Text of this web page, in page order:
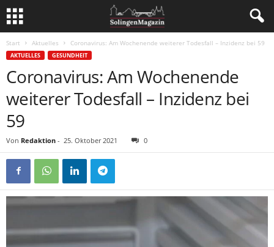
Start Aktuelles Coronavirus: Am Wochenende weiterer Todesfall – Inzidenz bei 59
AKTUELLES GESUNDHEIT
Coronavirus: Am Wochenende
weiterer Todesfall – Inzidenz bei
59
Von Redaktion - 25. Oktober 2021 0